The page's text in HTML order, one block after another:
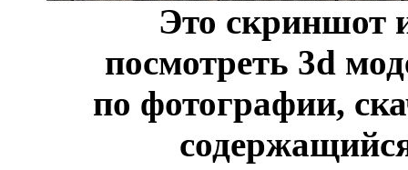
Это скриншот
посмотреть 3d
по фотографии,